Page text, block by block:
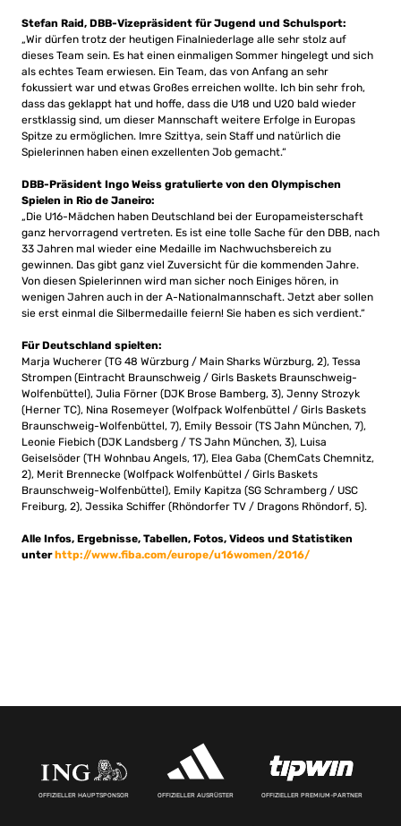
Stefan Raid, DBB-Vizepräsident für Jugend und Schulsport:
„Wir dürfen trotz der heutigen Finalniederlage alle sehr stolz auf
dieses Team sein. Es hat einen einmaligen Sommer hingelegt und sich
als echtes Team erwiesen. Ein Team, das von Anfang an sehr
fokussiert war und etwas Großes erreichen wollte. Ich bin sehr froh,
dass das geklappt hat und hoffe, dass die U18 und U20 bald wieder
erstklassig sind, um dieser Mannschaft weitere Erfolge in Europas
Spitze zu ermöglichen. Imre Szittya, sein Staff und natürlich die
Spielerinnen haben einen exzellenten Job gemacht.“
DBB-Präsident Ingo Weiss gratulierte von den Olympischen
Spielen in Rio de Janeiro:
„Die U16-Mädchen haben Deutschland bei der Europameisterschaft
ganz hervorragend vertreten. Es ist eine tolle Sache für den DBB, nach
33 Jahren mal wieder eine Medaille im Nachwuchsbereich zu
gewinnen. Das gibt ganz viel Zuversicht für die kommenden Jahre.
Von diesen Spielerinnen wird man sicher noch Einiges hören, in
wenigen Jahren auch in der A-Nationalmannschaft. Jetzt aber sollen
sie erst einmal die Silbermedaille feiern! Sie haben es sich verdient.“
Für Deutschland spielten:
Marja Wucherer (TG 48 Würzburg / Main Sharks Würzburg, 2), Tessa
Strompen (Eintracht Braunschweig / Girls Baskets Braunschweig-
Wolfenbüttel), Julia Förner (DJK Brose Bamberg, 3), Jenny Strozyk
(Herner TC), Nina Rosemeyer (Wolfpack Wolfenbüttel / Girls Baskets
Braunschweig-Wolfenbüttel, 7), Emily Bessoir (TS Jahn München, 7),
Leonie Fiebich (DJK Landsberg / TS Jahn München, 3), Luisa
Geiselsöder (TH Wohnbau Angels, 17), Elea Gaba (ChemCats Chemnitz,
2), Merit Brennecke (Wolfpack Wolfenbüttel / Girls Baskets
Braunschweig-Wolfenbüttel), Emily Kapitza (SG Schramberg / USC
Freiburg, 2), Jessika Schiffer (Rhöndorfer TV / Dragons Rhöndorf, 5).
Alle Infos, Ergebnisse, Tabellen, Fotos, Videos und Statistiken
unterhttp://www.fiba.com/europe/u16women/2016/
OFFIZIELLER HAUPTSPONSOR OFFIZIELLER AUSRÜSTER OFFIZIELLER PREMIUM-PARTNER